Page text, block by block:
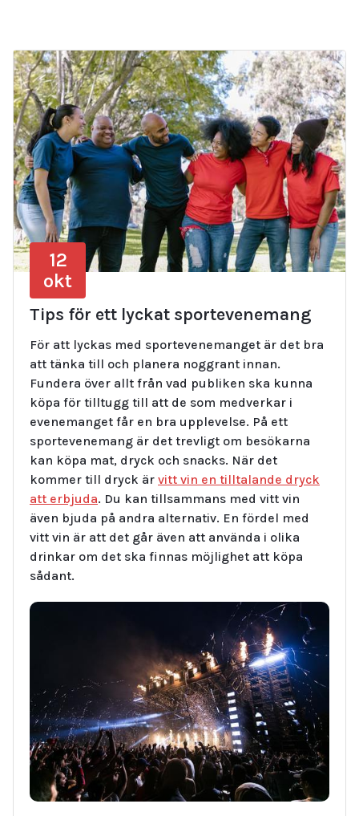
12
okt
Tips för ett lyckat sportevenemang
För att lyckas med sportevenemanget är det bra
att tänka till och planera noggrant innan.
Fundera över allt från vad publiken ska kunna
köpa för tilltugg till att de som medverkar i
evenemanget får en bra upplevelse. På ett
sportevenemang är det trevligt om besökarna
kan köpa mat, dryck och snacks. När det
kommer till dryck är vitt vin en tilltalande dryck
att erbjuda. Du kan tillsammans med vitt vin
även bjuda på andra alternativ. En fördel med
vitt vin är att det går även att använda i olika
drinkar om det ska finnas möjlighet att köpa
sådant.